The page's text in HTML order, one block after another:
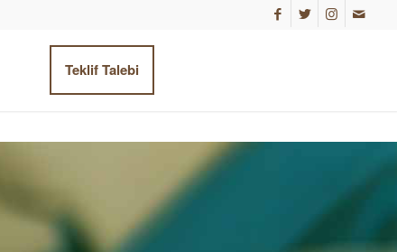
Teklif Talebi